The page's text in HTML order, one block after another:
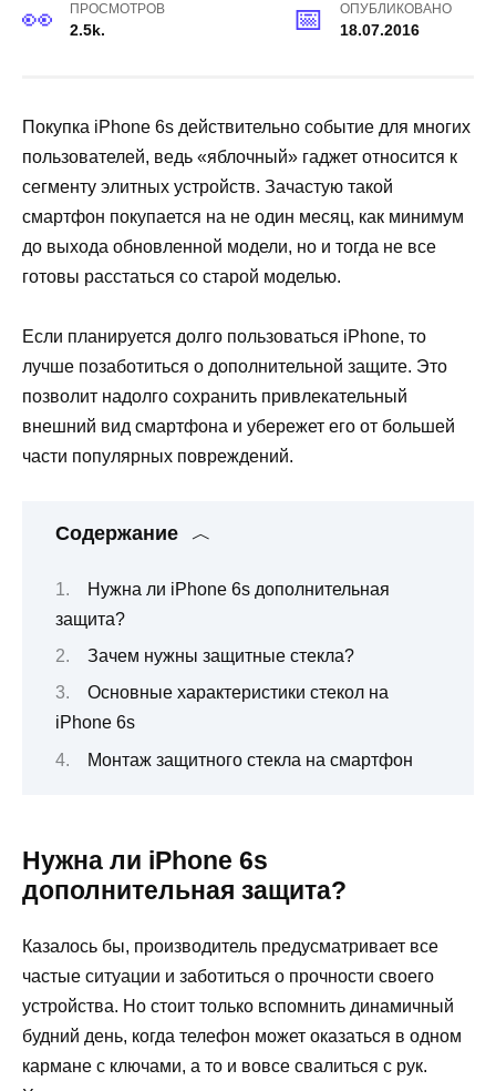
ПРОСМОТРОВ
2.5k.
ОПУБЛИКОВАНО
18.07.2016
Покупка iPhone 6s действительно событие для многих
пользователей, ведь «яблочный» гаджет относится к
сегменту элитных устройств. Зачастую такой
смартфон покупается на не один месяц, как минимум
до выхода обновленной модели, но и тогда не все
готовы расстаться со старой моделью.
Если планируется долго пользоваться iPhone, то
лучше позаботиться о дополнительной защите. Это
позволит надолго сохранить привлекательный
внешний вид смартфона и убережет его от большей
части популярных повреждений.
Содержание
Нужна ли iPhone 6s дополнительная
защита?
Зачем нужны защитные стекла?
Основные характеристики стекол на
iPhone 6s
Монтаж защитного стекла на смартфон
Нужна ли iPhone 6s
дополнительная защита?
Казалось бы, производитель предусматривает все
частые ситуации и заботиться о прочности своего
устройства. Но стоит только вспомнить динамичный
будний день, когда телефон может оказаться в одном
кармане с ключами, а то и вовсе свалиться с рук.